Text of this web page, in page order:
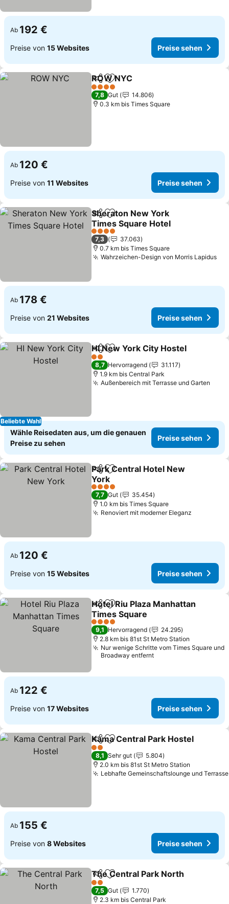
Ab 192 €
Preise von 15 Websites Preise sehen
TeilenZu Favoriten hinzufügen
ROW NYC
4 Sterne
7,8 Gut
14.806
0.3 km bis Times Square
Ab 120 €
Preise von 11 Websites Preise sehen
TeilenZu Favoriten hinzufügen
Sheraton New York
Times Square Hotel
Preise sehen
4 Sterne
7,3
37.063
0.7 km bis Times Square
Wahrzeichen-Design von Morris Lapidus
Ab 178 €
Preise von 21 Websites Preise sehen
Beliebte Wahl
TeilenZu Favoriten hinzufügen
HI New York City Hostel
2 Sterne
8,7 Hervorragend
31.117
1.9 km bis Central Park
Außenbereich mit Terrasse und Garten
Wähle Reisedaten aus, um die genauen
Preise zu sehen
Preise sehen
TeilenZu Favoriten hinzufügen
Park Central Hotel New
York
Preise sehen
4 Sterne
7,7 Gut
35.454
1.0 km bis Times Square
Renoviert mit moderner Eleganz
Ab 120 €
Preise von 15 Websites Preise sehen
TeilenZu Favoriten hinzufügen
Hotel Riu Plaza Manhattan
Times Square
Preise sehen
4 Sterne
9,1 Hervorragend
24.295
2.8 km bis 81st St Metro Station
Nur wenige Schritte vom Times Square und
Broadway entfernt
Ab 122 €
Preise von 17 Websites Preise sehen
TeilenZu Favoriten hinzufügen
Kama Central Park Hostel
2 Sterne
8,1 Sehr gut
5.804
2.0 km bis 81st St Metro Station
Lebhafte Gemeinschaftslounge und Terrasse
Ab 155 €
Preise von 8 Websites Preise sehen
TeilenZu Favoriten hinzufügen
The Central Park North
2 Sterne
7,5 Gut
1.770
2.3 km bis Central Park